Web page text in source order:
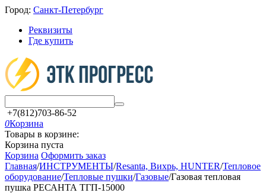
Город: Санкт-Петербург
Реквизиты
Где купить
+7(812)703-86-52
0Корзина
Товары в корзине:
Корзина пуста
Корзина Оформить заказ
Главная/ИНСТРУМЕНТЫ/Resanta, Вихрь, HUNTER/Тепловое
оборудование/Тепловые пушки/Газовые/Газовая тепловая
пушка РЕСАНТА ТГП-15000